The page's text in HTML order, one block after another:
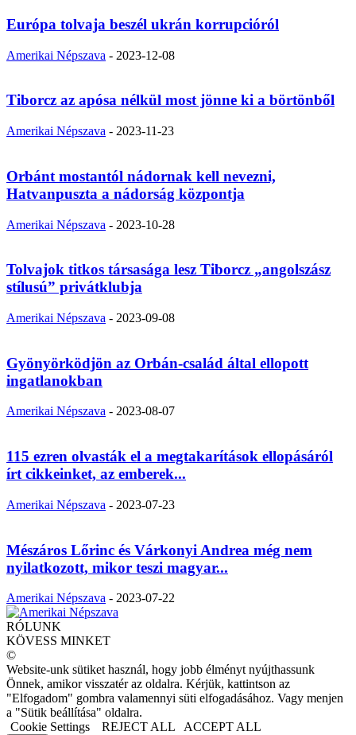
Európa tolvaja beszél ukrán korrupcióról
Amerikai Népszava - 2023-12-08
Tiborcz az apósa nélkül most jönne ki a börtönből
Amerikai Népszava - 2023-11-23
Orbánt mostantól nádornak kell nevezni,
Hatvanpuszta a nádorság központja
Amerikai Népszava - 2023-10-28
Tolvajok titkos társasága lesz Tiborcz „angolszász
stílusú” privátklubja
Amerikai Népszava - 2023-09-08
Gyönyörködjön az Orbán-család által ellopott
ingatlanokban
Amerikai Népszava - 2023-08-07
115 ezren olvasták el a megtakarítások ellopásáról
írt cikkeinket, az emberek...
Amerikai Népszava - 2023-07-23
Mészáros Lőrinc és Várkonyi Andrea még nem
nyilatkozott, mikor teszi magyar...
Amerikai Népszava - 2023-07-22
RÓLUNK
KÖVESS MINKET
©
Website-unk sütiket használ, hogy jobb élményt nyújthassunk
Önnek, amikor visszatér az oldalra. Kérjük, kattintson az
"Elfogadom" gombra valamennyi süti elfogadásához. Vagy menjen
a "Sütik beállítása" oldalra.
Cookie Settings
REJECT ALL ACCEPT ALL